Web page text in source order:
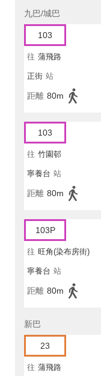
九巴/城巴
103
往 蒲飛路
正街 站
距離 80m
103
往 竹園邨
寧養台 站
距離 80m
103P
往 旺角(染布房街)
寧養台 站
距離 80m
新巴
23
往 蒲飛路